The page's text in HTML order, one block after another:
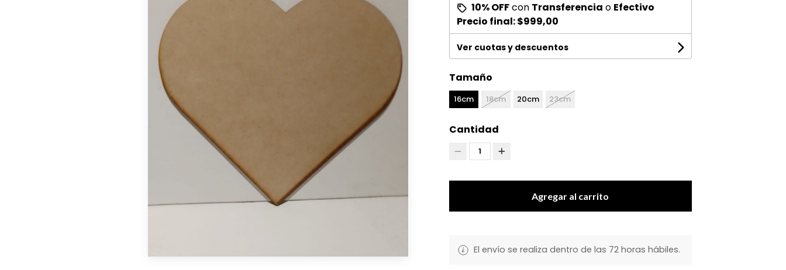
10% OFFcon Transferencia o Efectivo
Precio final:$999,00
Ver cuotas y descuentos
Tamaño
16cm 18cm 20cm 23cm
Cantidad
1
Agregar al carrito
El envío se realiza dentro de las 72 horas hábiles.